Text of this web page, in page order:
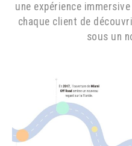
une expérience
chaque client de
sous un